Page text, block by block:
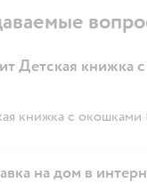
Детская книжка
книжка с окошками
на дом в